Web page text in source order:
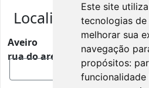
Este site
tecnologias
melhorar sua
navegação
propósitos:
Localização
Aveiro
rua do areeiro 129 r/chão